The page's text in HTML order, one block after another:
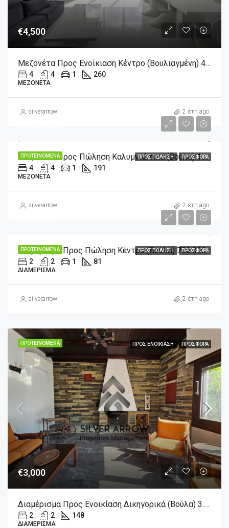
€4,500
Μεζονέτα Προς Ενοίκιαση Κέντρο (Βουλιαγμένη) 4.500€ , 260 Τ.Μ.
4 4 1 260
ΜΕΖΟΝΈΤΑ
silverarrow 2 έτη ago
ΠΡΟΤΕΙΝΌΜΕΝΑ ΠΡΟΣ ΠΏΛΗΣΗ ΠΡΟΣΦΟΡΆ
Μεζονέτα Προς Πώληση Καλυμνιώτικα (Βούλα) 1.300.000€ , 191 Τ.Μ.
4 4 1 191
ΜΕΖΟΝΈΤΑ
silverarrow 2 έτη ago
ΠΡΟΤΕΙΝΌΜΕΝΑ ΠΡΟΣ ΠΏΛΗΣΗ ΠΡΟΣΦΟΡΆΔιαμέρισμα Προς Πώληση Κέντρο (Βούλα) 700.000€ , 81 Τ.Μ.
2 2 1 81
ΔΙΑΜΈΡΙΣΜΑ
silverarrow 2 έτη ago
ΠΡΟΤΕΙΝΌΜΕΝΑ ΠΡΟΣ ΕΝΟΙΚΊΑΣΗ ΠΡΟΣΦΟΡΆ
€3,000
Διαμέρισμα Προς Ενοικίαση Δικηγορικά (Βούλα) 3.000€ , 148 Τ.Μ.
2 2 148
ΔΙΑΜΈΡΙΣΜΑ